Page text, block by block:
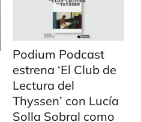
Podium Podcast
estrena ‘El Club de
Lectura del
Thyssen’ con Lucía
Solla Sobral como